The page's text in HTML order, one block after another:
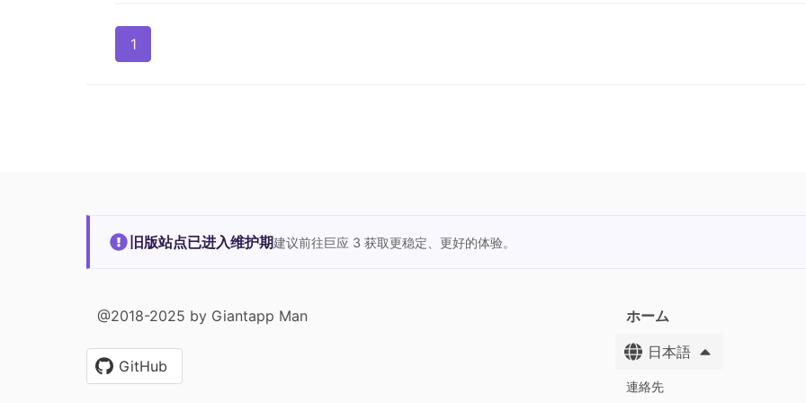
1
旧版站点已进入维护期建议前往巨应 3 获取更稳定、更好的体验。
@2018-2025 by Giantapp Man
GitHub
ホーム
日本語
連絡先